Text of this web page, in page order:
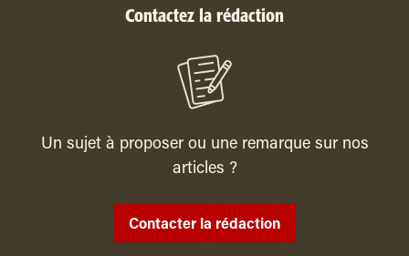
Contactez la rédaction
Un sujet à proposer ou une remarque sur nos
articles ?
Contacter la rédaction